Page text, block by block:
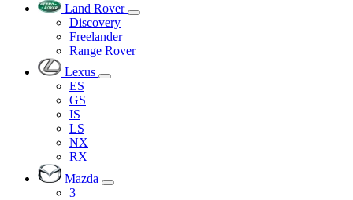
Land Rover
Discovery
Freelander
Range Rover
Lexus
ES
GS
IS
LS
NX
RX
Mazda
3